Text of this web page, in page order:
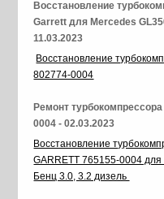
Восстановление
Garrett для Mercedes
11.03.2023
Восстановление
802774-0004
Ремонт
0004 - 02.03.2023
Восстановление
GARRETT 765155-0004
Бенц 3.0, 3.2 дизель